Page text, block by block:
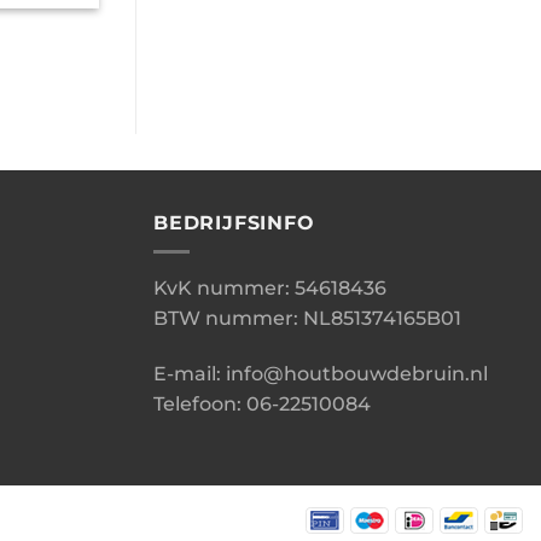
BEDRIJFSINFO
KvK nummer: 54618436
BTW nummer: NL851374165B01
E-mail: info@houtbouwdebruin.nl
Telefoon: 06-22510084